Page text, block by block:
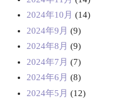
2024年10月 (14)
2024年9月 (9)
2024年8月 (9)
2024年7月 (7)
2024年6月 (8)
2024年5月 (12)